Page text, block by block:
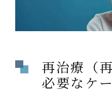
再治療（
必要なケ